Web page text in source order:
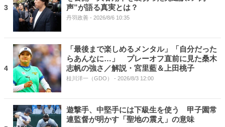
3
声”が語る真実とは？
丹羽政善 - 2026/8/6 10:35
4
「最後まで楽しめるメンタル」「自分だった
らあんなに…」 プレーオフ直前に見た桑木
志帆の強さ／解説・宮里藍＆上田桃子
桂川洋一（GDO） - 2026/8/3 12:00
遊撃手、中堅手には下級生を使う 甲子園常
連監督が明かす「聖地の震え」の意味